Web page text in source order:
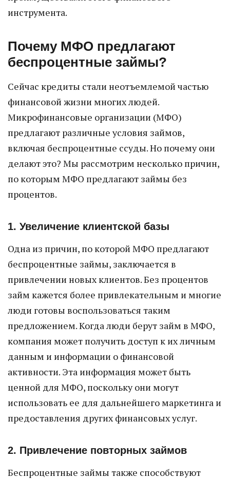
инструмента.
Почему МФО предлагают
беспроцентные займы?
Сейчас кредиты стали неотъемлемой частью
финансовой жизни многих людей.
Микрофинансовые организации (МФО)
предлагают различные условия займов,
включая беспроцентные ссуды. Но почему они
делают это? Мы рассмотрим несколько причин,
по которым МФО предлагают займы без
процентов.
1. Увеличение клиентской базы
Одна из причин, по которой МФО предлагают
беспроцентные займы, заключается в
привлечении новых клиентов. Без процентов
займ кажется более привлекательным и многие
люди готовы воспользоваться таким
предложением. Когда люди берут займ в МФО,
компания может получить доступ к их личным
данным и информации о финансовой
активности. Эта информация может быть
ценной для МФО, поскольку они могут
использовать ее для дальнейшего маркетинга и
предоставления других финансовых услуг.
2. Привлечение повторных займов
Беспроцентные займы также способствуют